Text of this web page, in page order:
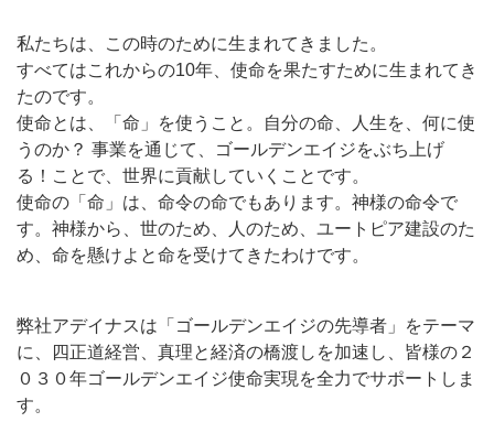
私たちは、この時のために生まれてきました。
すべてはこれからの10年、使命を果たすために生まれてき
たのです。
使命とは、「命」を使うこと。自分の命、人生を、何に使
うのか？ 事業を通じて、ゴールデンエイジをぶち上げ
る！ことで、世界に貢献していくことです。
使命の「命」は、命令の命でもあります。神様の命令で
す。神様から、世のため、人のため、ユートピア建設のた
め、命を懸けよと命を受けてきたわけです。
弊社アデイナスは「ゴールデンエイジの先導者」をテーマ
に、四正道経営、真理と経済の橋渡しを加速し、皆様の２
０３０年ゴールデンエイジ使命実現を全力でサポートしま
す。